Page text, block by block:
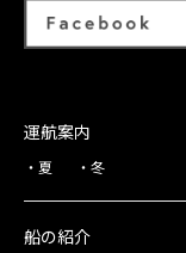
運航案内
夏 冬
船の紹介